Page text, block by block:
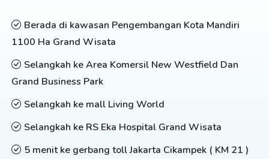
Berada di kawasan Pengembangan Kota Mandiri
1100 Ha Grand Wisata
Selangkah ke Area Komersil New Westfield Dan
Grand Business Park
Selangkah ke mall Living World
Selangkah ke RS Eka Hospital Grand Wisata
5 menit ke gerbang toll Jakarta Cikampek ( KM 21 )